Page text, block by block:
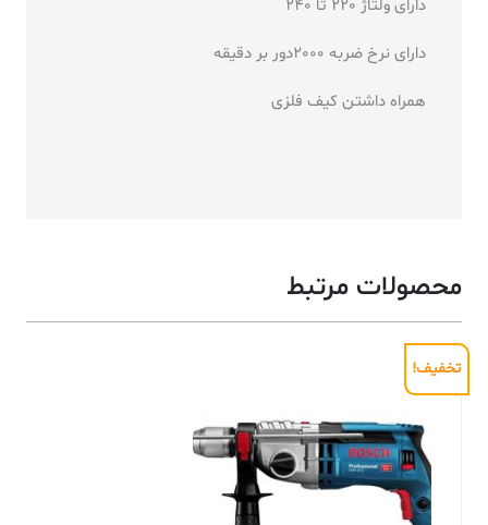
دارای ولتاژ 220 تا 240
دارای نرخ ضربه 2000دور بر دقیقه
همراه داشتن کیف فلزی
محصولات مرتبط
تخفیف!